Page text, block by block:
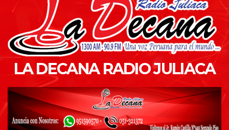
LA DECANA RADIO JULIACA